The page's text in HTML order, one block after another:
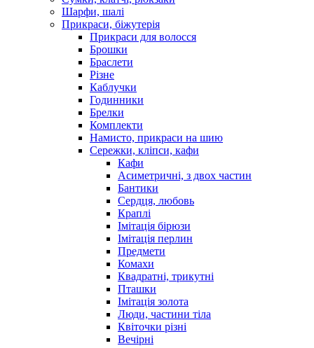
Шарфи, шалі
Прикраси, біжутерія
Прикраси для волосся
Брошки
Браслети
Різне
Каблучки
Годинники
Брелки
Комплекти
Намисто, прикраси на шию
Сережки, кліпси, кафи
Кафи
Асиметричні, з двох частин
Бантики
Сердця, любовь
Краплі
Імітація бірюзи
Імітація перлин
Предмети
Комахи
Квадратні, трикутні
Пташки
Імітація золота
Люди, частини тіла
Квіточки різні
Вечірні